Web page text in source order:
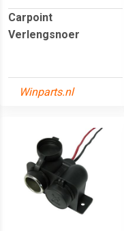
Carpoint
Verlengsnoer
Winparts.nl